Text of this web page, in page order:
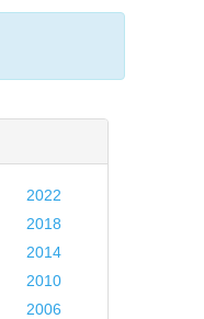
2022
2018
2014
2010
2006